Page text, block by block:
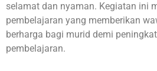
selamat dan nyaman. Kegiatan ini
pembelajaran yang memberikan
berharga bagi murid demi
pembelajaran.